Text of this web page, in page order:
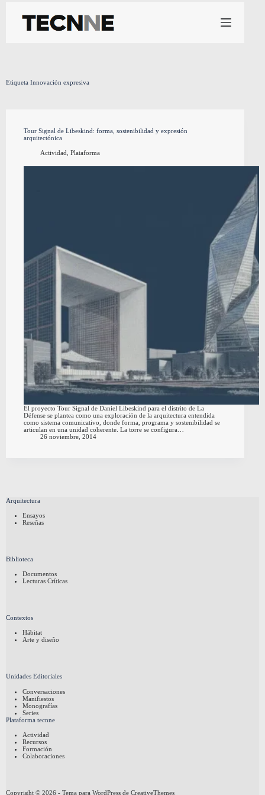
contenido
Etiqueta Innovación expresiva
Tour Signal de Libeskind: forma, sostenibilidad y expresión
arquitectónica
Actividad Plataforma
El proyecto Tour Signal de Daniel Libeskind para el distrito de La
Défense se plantea como una exploración de la arquitectura entendida
como sistema comunicativo, donde forma, programa y sostenibilidad se
articulan en una unidad coherente. La torre se configura…
26 noviembre, 2014
Arquitectura
Ensayos
Reseñas
Biblioteca
Documentos
Lecturas Críticas
Contextos
Hábitat
Arte y diseño
Unidades Editoriales
Conversaciones
Manifiestos
Monografías
Series
Plataforma tecnne
Actividad
Recursos
Formación
Colaboraciones
Copyright © 2026 - Tema para WordPress de CreativeThemes